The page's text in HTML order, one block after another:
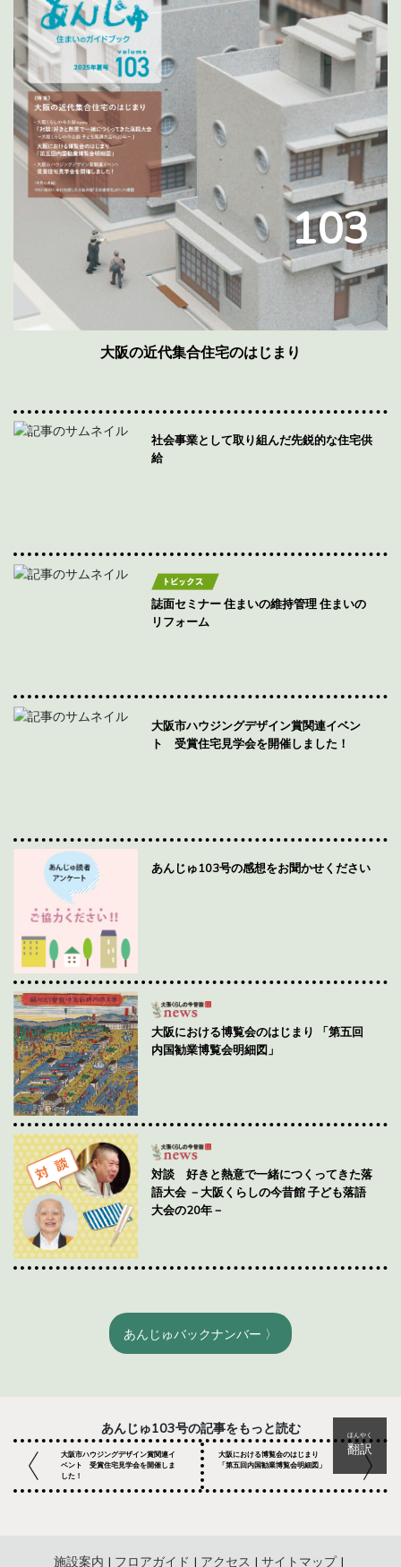
翻訳
ほんやく
103
大阪の近代集合住宅のはじまり
社会事業として取り組んだ先鋭的な住宅供
給
誌面セミナー 住まいの維持管理 住まいの
リフォーム
大阪市ハウジングデザイン賞関連イベン
ト 受賞住宅見学会を開催しました！
あんじゅ103号の感想をお聞かせください
大阪における博覧会のはじまり 「第五回
内国勧業博覧会明細図」
対談 好きと熱意で一緒につくってきた落
語大会 －大阪くらしの今昔館 子ども落語
大会の20年－
あんじゅバックナンバー 〉
あんじゅ103号の記事をもっと読む
大阪市ハウジングデザイン賞関連イ
ベント 受賞住宅見学会を開催しま
した！
大阪における博覧会のはじまり
「第五回内国勧業博覧会明細図」
施設案内 フロアガイド アクセス サイトマップ